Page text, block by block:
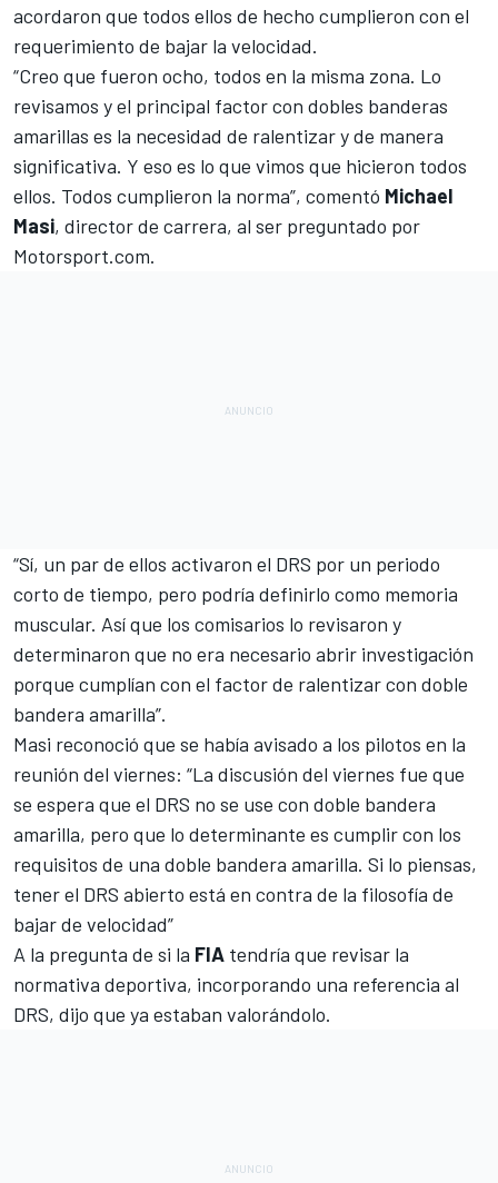
acordaron que todos ellos de hecho cumplieron con el
requerimiento de bajar la velocidad.
“Creo que fueron ocho, todos en la misma zona. Lo
revisamos y el principal factor con dobles banderas
amarillas es la necesidad de ralentizar y de manera
significativa. Y eso es lo que vimos que hicieron todos
ellos. Todos cumplieron la norma”, comentó Michael
Masi, director de carrera, al ser preguntado por
Motorsport.com.
“Sí, un par de ellos activaron el DRS por un periodo
corto de tiempo, pero podría definirlo como memoria
muscular. Así que los comisarios lo revisaron y
determinaron que no era necesario abrir investigación
porque cumplían con el factor de ralentizar con doble
bandera amarilla”.
Masi reconoció que se había avisado a los pilotos en la
reunión del viernes: “La discusión del viernes fue que
se espera que el DRS no se use con doble bandera
amarilla, pero que lo determinante es cumplir con los
requisitos de una doble bandera amarilla. Si lo piensas,
tener el DRS abierto está en contra de la filosofía de
bajar de velocidad”
A la pregunta de si la FIA tendría que revisar la
normativa deportiva, incorporando una referencia al
DRS, dijo que ya estaban valorándolo.